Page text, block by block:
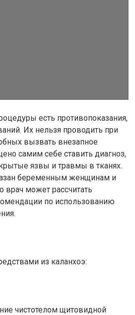
есть противопоказания,
Их нельзя проводить при
вызвать внезапное
самим себе ставить диагноз,
язвы и травмы в тканях.
беременным женщинам и
врач может рассчитать
по использованию
из каланхоэ:
чистотелом щитовидной